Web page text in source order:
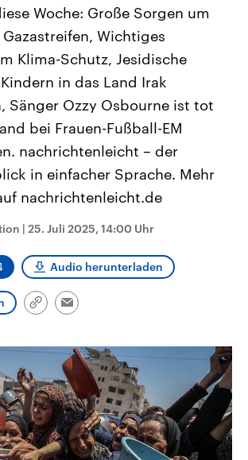
am 6.
neuen
wird das
Koalition aus
zu den Parteien
anstehenden
Aktuelle Beiträge,
Hintergründe
Wirtschaftlich und
gehören die Vereinigten
den mächtigsten Ländern
mit großem Einfluss auf
Programm Podcasts
Woche: Große Sorgen um
Wichtiges
Klima-Schutz, Jesidische
in das Land Irak
Sänger Ozzy Osbourne ist tot
bei Frauen-Fußball-EM
nachrichtenleicht – der
in einfacher Sprache. Mehr
nachrichtenleicht.de
| 25. Juli 2025, 14:00 Uhr
Audio herunterladen
Link
Email